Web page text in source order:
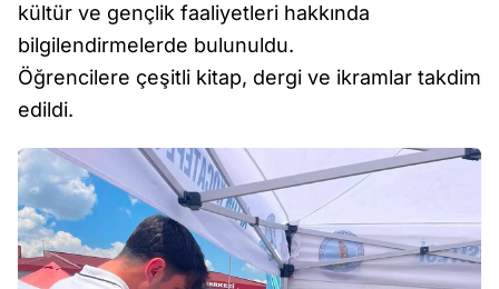
kültür ve gençlik faaliyetleri hakkında
bilgilendirmelerde bulunuldu.
Öğrencilere çeşitli kitap, dergi ve ikramlar takdim
edildi.